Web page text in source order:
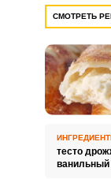
СМОТРЕТЬ
тесто
ванильный